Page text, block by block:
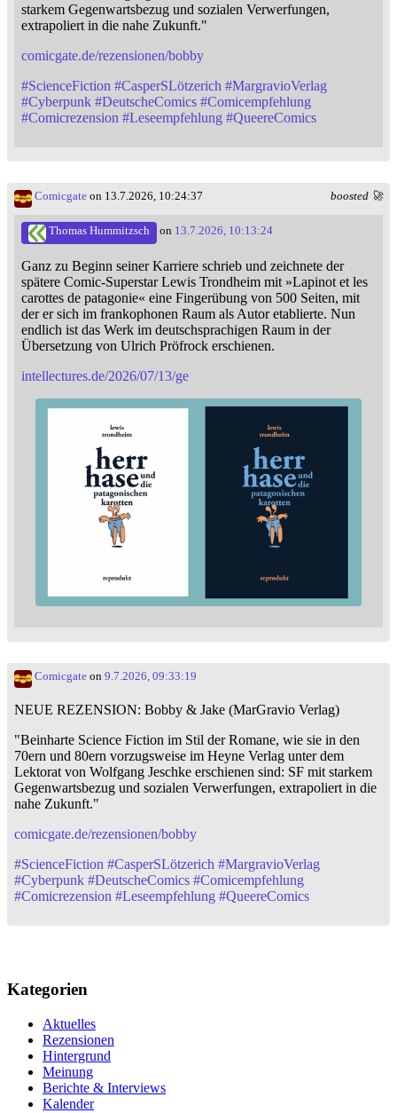
starkem Gegenwartsbezug und sozialen Verwerfungen,
extrapoliert in die nahe Zukunft."
comicgate.de/rezensionen/bobby
#ScienceFiction #CasperSLötzerich #MargravioVerlag
#Cyberpunk #DeutscheComics #Comicempfehlung
#Comicrezension #Leseempfehlung #QueereComics
boosted 🚀
Comicgate on 13.7.2026, 10:24:37
Thomas Hummitzsch on 13.7.2026, 10:13:24
Ganz zu Beginn seiner Karriere schrieb und zeichnete der
spätere Comic-Superstar Lewis Trondheim mit »Lapinot et les
carottes de patagonie« eine Fingerübung von 500 Seiten, mit
der er sich im frankophonen Raum als Autor etablierte. Nun
endlich ist das Werk im deutschsprachigen Raum in der
Übersetzung von Ulrich Pröfrock erschienen.
intellectures.de/2026/07/13/ge
Comicgate on 9.7.2026, 09:33:19
NEUE REZENSION: Bobby & Jake (MarGravio Verlag)
"Beinharte Science Fiction im Stil der Romane, wie sie in den
70ern und 80ern vorzugsweise im Heyne Verlag unter dem
Lektorat von Wolfgang Jeschke erschienen sind: SF mit starkem
Gegenwartsbezug und sozialen Verwerfungen, extrapoliert in die
nahe Zukunft."
comicgate.de/rezensionen/bobby
#ScienceFiction #CasperSLötzerich #MargravioVerlag
#Cyberpunk #DeutscheComics #Comicempfehlung
#Comicrezension #Leseempfehlung #QueereComics
Kategorien
Aktuelles
Rezensionen
Hintergrund
Meinung
Berichte & Interviews
Kalender